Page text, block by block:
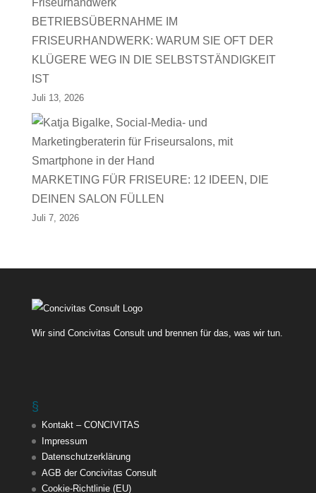
BETRIEBSÜBERNAHME IM
FRISEURHANDWERK: WARUM SIE OFT DER
KLÜGERE WEG IN DIE SELBSTSTÄNDIGKEIT
IST
Juli 13, 2026
MARKETING FÜR FRISEURE: 12 IDEEN, DIE
DEINEN SALON FÜLLEN
Juli 7, 2026
Wir sind Concivitas Consult und brennen für das, was wir tun.
§
Kontakt – CONCIVITAS
Impressum
Datenschutzerklärung
AGB der Concivitas Consult
Cookie-Richtlinie (EU)